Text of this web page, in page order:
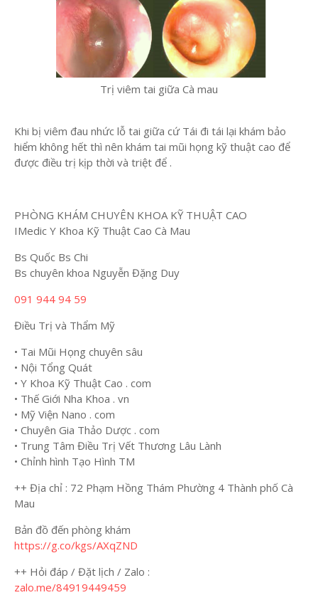
Trị viêm tai giữa Cà mau
Khi bị viêm đau nhức lỗ tai giữa cứ Tái đi tái lại khám bảo
hiểm không hết thì nên khám tai mũi họng kỹ thuật cao để
được điều trị kịp thời và triệt để .
PHÒNG KHÁM CHUYÊN KHOA KỸ THUẬT CAO
IMedic Y Khoa Kỹ Thuật Cao Cà Mau
Bs Quốc Bs Chi
Bs chuyên khoa Nguyễn Đặng Duy
091 944 94 59
Điều Trị và Thẩm Mỹ
• Tai Mũi Họng chuyên sâu
• Nội Tổng Quát
• Y Khoa Kỹ Thuật Cao . com
• Thế Giới Nha Khoa . vn
• Mỹ Viện Nano . com
• Chuyên Gia Thảo Dược . com
• Trung Tâm Điều Trị Vết Thương Lâu Lành
• Chỉnh hình Tạo Hình TM
++ Địa chỉ : 72 Phạm Hồng Thám Phường 4 Thành phố Cà
Mau
Bản đồ đến phòng khám
https://g.co/kgs/AXqZND
++ Hỏi đáp / Đặt lịch / Zalo :
zalo.me/84919449459